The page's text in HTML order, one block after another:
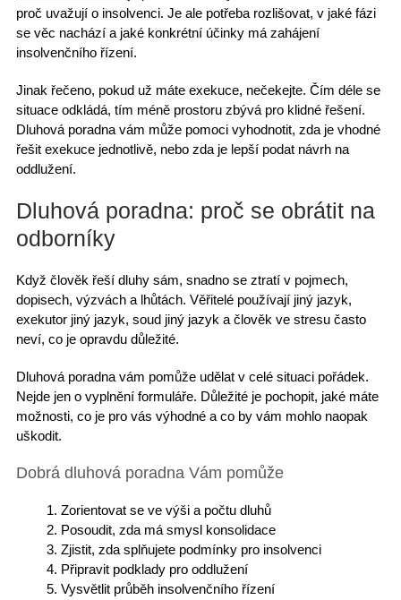
proč uvažují o insolvenci. Je ale potřeba rozlišovat, v jaké fázi
se věc nachází a jaké konkrétní účinky má zahájení
insolvenčního řízení.
Jinak řečeno, pokud už máte exekuce, nečekejte. Čím déle se
situace odkládá, tím méně prostoru zbývá pro klidné řešení.
Dluhová poradna vám může pomoci vyhodnotit, zda je vhodné
řešit exekucejednotlivě, nebo zda je lepší podat návrh na
oddlužení.
Dluhová poradna: proč se obrátit na
odborníky
Když člověk řeší dluhy sám, snadno se ztratí v pojmech,
dopisech, výzvách a lhůtách. Věřitelé používají jiný jazyk,
exekutor jiný jazyk, soud jiný jazyk a člověk ve stresu často
neví, co je opravdu důležité.
Dluhová poradna vám pomůže udělat v celé situaci pořádek.
Nejde jen o vyplnění formuláře. Důležité je pochopit, jaké máte
možnosti, co je pro vás výhodnéa co by vám mohlo naopak
uškodit.
Dobrá dluhová poradna Vám pomůže
Zorientovat seve výši a počtu dluhů
Posoudit, zda má smysl konsolidace
Zjistit, zda splňujete podmínky pro insolvenci
Připravit podklady pro oddlužení
Vysvětlit průběh insolvenčního řízení